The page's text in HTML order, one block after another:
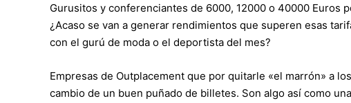
Gurusitos y conferenciantes de 6000, 12000 o 40000 Euros
¿Acaso se van a generar rendimientos que superen esas
con el gurú de moda o el deportista del mes?
Empresas de Outplacement que por quitarle «el marrón» a
cambio de un buen puñado de billetes. Son algo así como